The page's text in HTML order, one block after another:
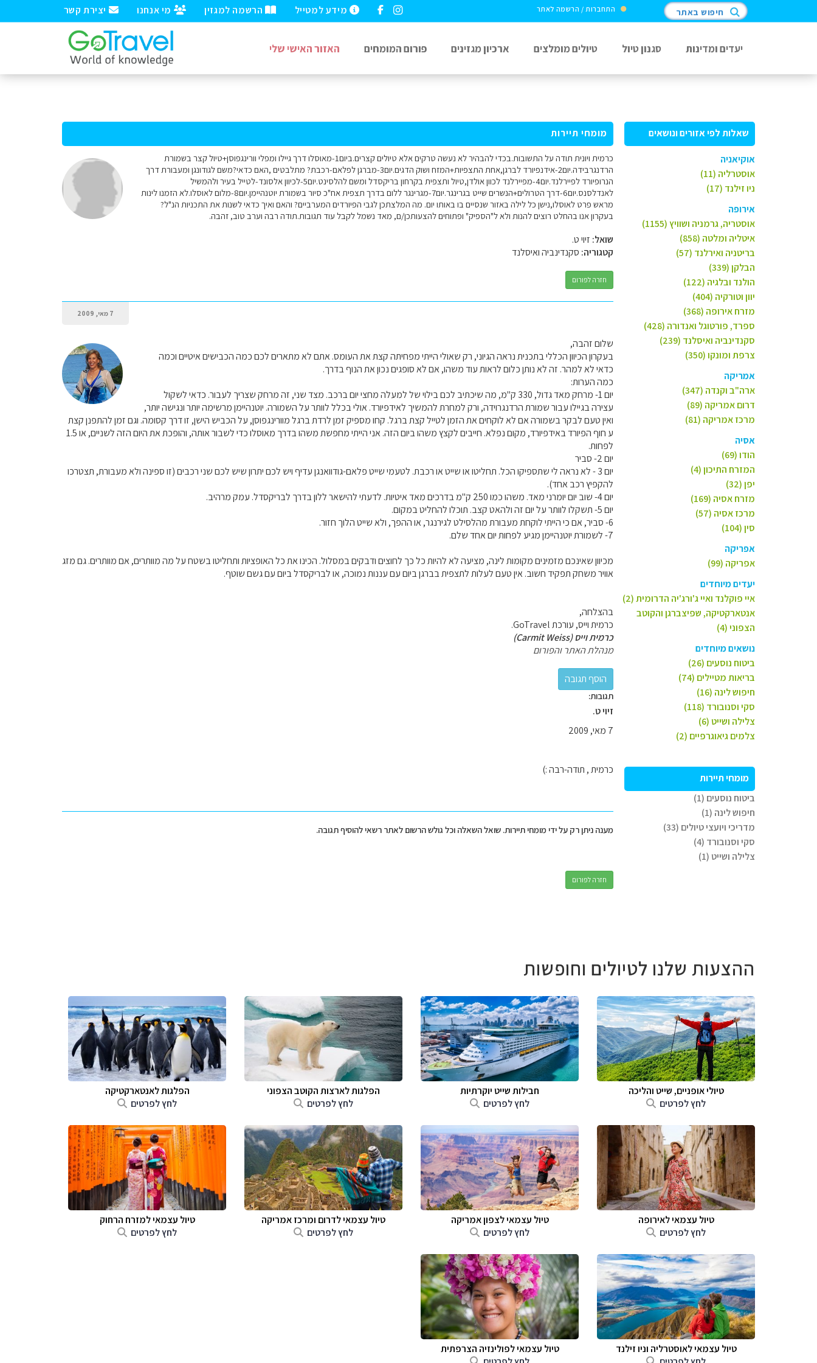
יצירת קשר מי אנחנו הרשמה למגזין מידע למטייל התחברות / הרשמה לאתר חיפוש באתר
יעדים ומדינות סגנון טיול טיולים מומלצים ארכיון מגזינים פורום המומחים האזור האישי שלי
שאלות לפי אזורים ונושאים
אוקיאניה
אוסטרליה (11)
ניו זילנד (17)
אירופה
אוסטריה, גרמניה ושוויץ (1155)
איטליה ומלטה (858)
בריטניה ואירלנד (57)
הבלקן (339)
הולנד ובלגיה (122)
יוון וטורקיה (404)
מזרח אירופה (368)
ספרד, פורטוגל ואנדורה (428)
סקנדינביה ואיסלנד (239)
צרפת ומונקו (350)
אמריקה
ארה"ב וקנדה (347)
דרום אמריקה (89)
מרכז אמריקה (81)
אסיה
הודו (69)
המזרח התיכון (4)
יפן (32)
מזרח אסיה (169)
מרכז אסיה (57)
סין (104)
אפריקה
אפריקה (99)
יעדים מיוחדים
איי פוקלנד ואיי ג'ורג'יה הדרומית (2)
אנטארקטיקה, שפיצברגן והקוטב
הצפוני (4)
נושאים מיוחדים
ביטוח נוסעים (26)
בריאות מטיילים (74)
חיפוש לינה (16)
סקי וסנובורד (118)
צלילה ושייט (6)
צלמים גיאוגרפיים (2)
מומחי תיירות
ביטוח נוסעים (1)
חיפוש לינה (1)
מדריכי ויועצי טיולים (33)
סקי וסנובורד (4)
צלילה ושייט (1)
מומחי תיירות
כרמית ויונית תודה על התשובות.בכדי להבהיר לא נעשה טרקים אלא טיולים קצרים.ביום1-מאוסלו דרך גיילו ומפלי וורינגפוסן+טיול קצר בשמורת
הרדנגרבידה.יום2-אידנפיורד לברגן,אחת התצפיות+המזח ושוק הדגים.יום3-מברגן לפלאם-רכבת? מתלבטים ,האם כדאי?משם לגודונגן ומעבורת דרך
הנרופיורד לפיירלנד.יום4-מפיירלנד לכוון אולדן,טיול ותצפית בקרחון בריקסדל ומשם להלסינט.יום5-לכיוון אלסונד-לטייל בעיר ולהמשיל
לאנדלסנס.יום6-דרך הטרולים+הנשרים שייט בגרינגר.יום7-מגרינגר ללום בדרך תצפית אח"כ סיור בשמורת יוטנהיימן.יום8-מלום לאוסלו.לא הזמנו לינות
מראש פרט לאוסלו,נישן כל לילה באזור שנסיים בו באותו יום. מה המלצתכן לגבי הפיורדים המערביים? והאם ואיך כדאי לשנות את התכניות הנ"ל?
בעקרון אנו בהחלט רוצים להנות ולא ל"הספיק" ופתוחים להצעותכן/ם, מאד נשמל לקבל עוד תגובות.תודה רבה וערב טוב, זהבה.
שואל: זיוי ט.
קטגוריה: סקנדינביה ואיסלנד
חזרה לפורום
7 מאי, 2009
שלום זהבה,
בעקרון הכיוון הכללי בתכנית נראה הגיוני, רק שאולי הייתי מפחיתה קצת את העומס. אתם לא מתארים לכם כמה הכבישים איטיים וכמה
כדאי לא למהר. זה לא נותן כלום לראות עוד משהו, אם לא סופגים נכון את הנוף בדרך.
כמה הערות:
יום 1- מרחק מאד גדול, 330 ק"מ, מה שיכתיב לכם בילוי של למעלה מחצי יום ברכב. מצד שני, זה מרחק שצריך לעבור. כדאי לשקול
עצירה בגיילו עבור שמורת הרדנגרוידה, ורק למחרת להמשיך לאידפיורד. אולי בכלל לוותר על השמורה. יוטנהיימן מרשימה יותר ונגישה יותר,
ואין טעם לבקר בשמורה אם לא לוקחים את הזמן לטייל קצת ברגל. קחו מספיק זמן לרדת ברגל מוורינגפוסן, על הכביש הישן, זו דרך קסומה. וגם זמן להתפנן קצת
ע חוף הפיורד באידפיורד, מקום נפלא. חייבים לקצץ משהו ביום הזה. אני הייתי מחפשת משהו בדרך מאוסלו כדי לשבור אותה, והופכת את היום הזה לשניים, או 1.5
לפחות.
יום 2- סביר
יום 3 - לא נראה לי שתספיקו הכל. תחליטו או שייט או רכבת. לטעמי שייט פלאם-גודוואנגן עדיף ויש לכם יתרון שיש לכם שני רכבים (זו ספינה ולא מעבורת, תצטרכו
להקפיץ רכב אחד).
יום 4- שוב יום יומרני מאד. משהו כמו 250 ק"מ בדרכים מאד איטיות. לדעתי להישאר ללון בדרך לבריקסדל. עמק מרהיב.
יום 5- תשקלו לוותר על יום זה ולהאט קצב. תוכלו להחליט במקום.
6- סביר, אם כי הייתי לוקחת מעבורת מהלסילט לגירנגר, או ההפך, ולא שייט הלוך חזור.
7- לשמורת יוטנהיימן מגיע לפחות יום אחד שלם.
מכיוון שאינכם מזמינים מקומות לינה, מציעה לא להיות כל כך לחוצים ודבקים במסלול. הכינו את כל האופציות ותחליטו בשטח על מה מוותרים, אם מוותרים. גם מזג
אוויר משחק תפקיד חשוב. אין טעם לעלות לתצפית בברגן ביום עם עננות נמוכה, או לבריקסדל ביום עם גשם שוטף.
בהצלחה,
כרמית וייס, עורכת GoTravel.
כרמית וייס (Carmit Weiss)
מנהלת האתר והפורום
תגובות:
זיוי ט.
7 מאי, 2009
כרמית , תודה-רבה :)
מענה ניתן רק על ידי מומחי תיירות. שואל השאלה וכל גולש הרשום לאתר רשאי להוסיף תגובה.
חזרה לפורום
ההצעות שלנו לטיולים וחופשות
טיולי אופניים, שייט והליכה
לחץ לפרטים
חבילות שייט יוקרתיות
לחץ לפרטים
הפלגות לארצות הקוטב הצפוני
לחץ לפרטים
הפלגות לאנטארקטיקה
לחץ לפרטים
טיול עצמאי לאירופה
לחץ לפרטים
טיול עצמאי לצפון אמריקה
לחץ לפרטים
טיול עצמאי לדרום ומרכז אמריקה
לחץ לפרטים
טיול עצמאי למזרח הרחוק
לחץ לפרטים
טיול עצמאי לאוסטרליה וניו זילנד
טיול עצמאי לפולינזיה הצרפתית